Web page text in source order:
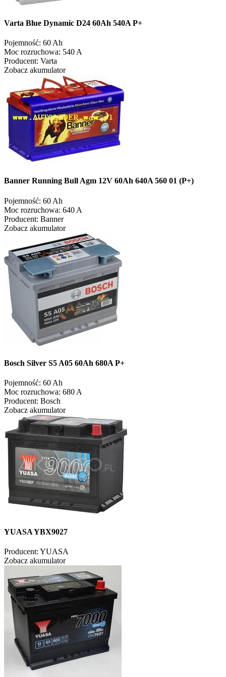
Varta Blue Dynamic D24 60Ah 540A P+
Pojemność: 60 Ah
Moc rozruchowa: 540 A
Producent: Varta
Zobacz akumulator
Banner Running Bull Agm 12V 60Ah 640A 560 01 (P+)
Pojemność: 60 Ah
Moc rozruchowa: 640 A
Producent: Banner
Zobacz akumulator
Bosch Silver S5 A05 60Ah 680A P+
Pojemność: 60 Ah
Moc rozruchowa: 680 A
Producent: Bosch
Zobacz akumulator
YUASA YBX9027
Producent: YUASA
Zobacz akumulator